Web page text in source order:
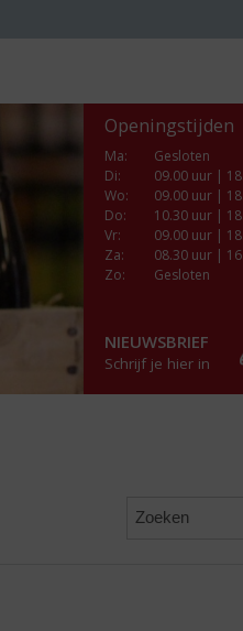
Openingstijden
Ma:
Gesloten
Di:
09.00 uur |
Wo:
09.00 uur |
Do:
10.30 uur |
Vr:
09.00 uur |
Za:
08.30 uur |
Zo:
Gesloten
NIEUWSBRIEF
Schrijf je hier in